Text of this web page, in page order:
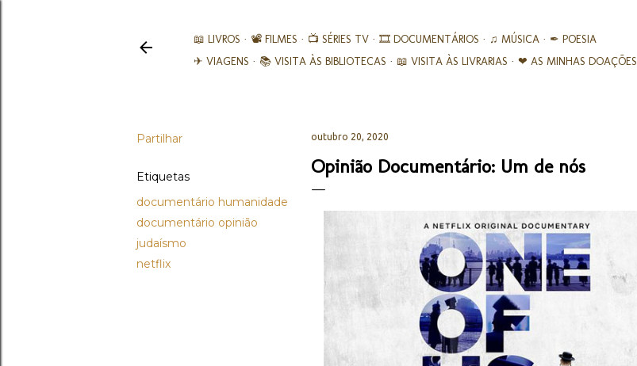
📖 LIVROS 📽️ FILMES 📺 SÉRIES TV 🎞︎ DOCUMENTÁRIOS ♫ MÚSICA
✒ POESIA
✈ VIAGENS
📚︎ VISITA ÀS BIBLIOTECAS 📖 VISITA ÀS LIVRARIAS ❤ AS MINHAS DOAÇÕES
Partilhar
Etiquetas
documentário humanidade
documentário opinião
judaísmo
netflix
outubro 20, 2020
Opinião Documentário: Um de nós